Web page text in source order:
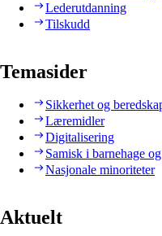
Lederutdanning
Tilskudd
Temasider
Sikkerhet og
Læremidler
Digitalisering
Samisk i barnehage
Nasjonale minoriteter
Aktuelt